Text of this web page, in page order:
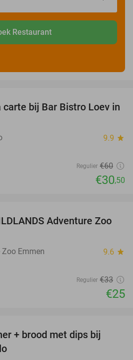
Restaurant
49%
bij Bar Bistro Loev in
9.9 star
Regulier €60
€30,50
24%
Adventure Zoo
Zoo Emmen 9.6 star
Regulier €33
€25
+ brood met dips bij